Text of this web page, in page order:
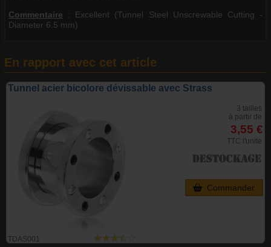
Commentaire : Excellent (Tunnel Steel Unscrewable Cutting -
Diameter 6.5 mm)
En rapport avec cet article
Tunnel acier bicolore dévissable avec Strass
TDAS001
3 tailles
à partir de
3,55 €
TTC l'unite
Commander